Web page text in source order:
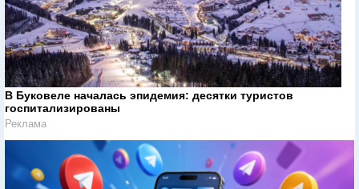
В Буковеле началась эпидемия: десятки туристов
госпитализированы
Реклама